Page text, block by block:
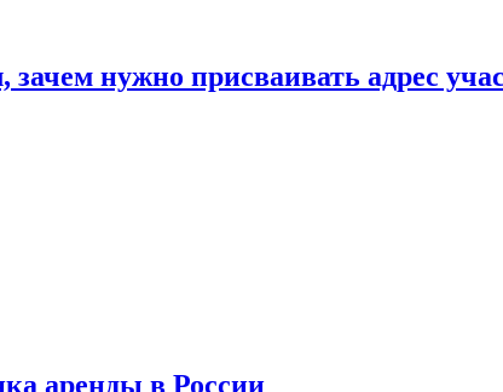
нужно присваивать адрес
аренды в России